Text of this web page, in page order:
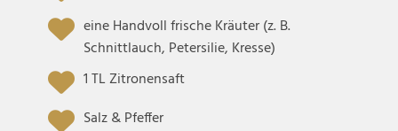
eine Handvoll frische Kräuter (z. B.
Schnittlauch, Petersilie, Kresse)
1 TL Zitronensaft
Salz & Pfeffer